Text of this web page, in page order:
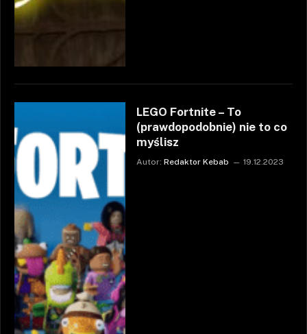
LEGO Fortnite – To
(prawdopodobnie) nie to co
myślisz
Autor: Redaktor Kebab 19.12.2023